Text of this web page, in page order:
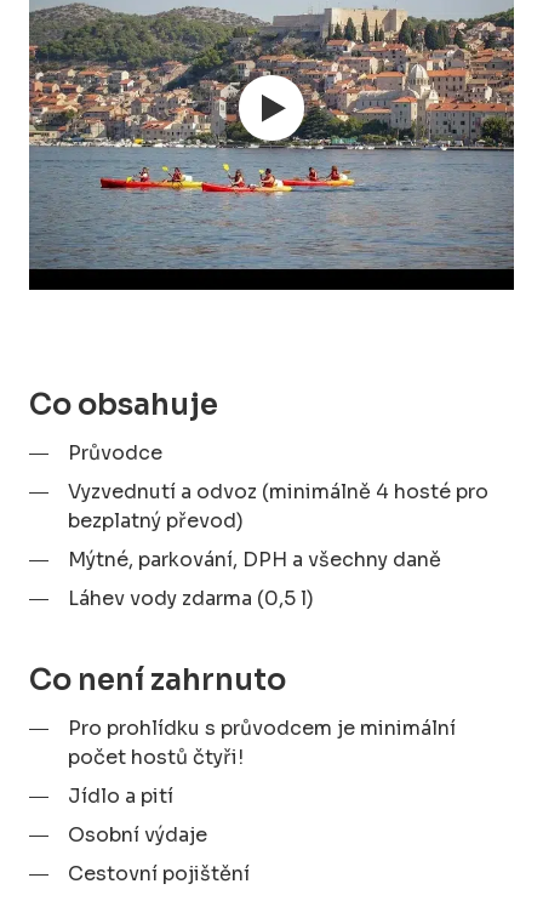
Co obsahuje
Průvodce
Vyzvednutí a odvoz (minimálně 4 hosté pro
bezplatný převod)
Mýtné, parkování, DPH a všechny daně
Láhev vody zdarma (0,5 l)
Co není zahrnuto
Pro prohlídku s průvodcem je minimální
počet hostů čtyři!
Jídlo a pití
Osobní výdaje
Cestovní pojištění